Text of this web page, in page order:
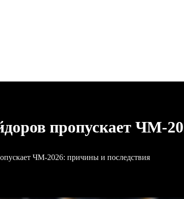
пропускает
ЧМ‑2026: причины и последствия